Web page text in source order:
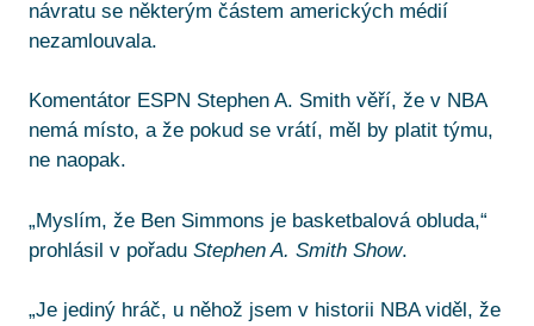
návratu se některým částem amerických médií
nezamlouvala.
Komentátor ESPN Stephen A. Smith věří, že v NBA
nemá místo, a že pokud se vrátí, měl by platit týmu,
ne naopak.
„Myslím, že Ben Simmons je basketbalová obluda,“
prohlásil v pořadu Stephen A. Smith Show.
„Je jediný hráč, u něhož jsem v historii NBA viděl, že